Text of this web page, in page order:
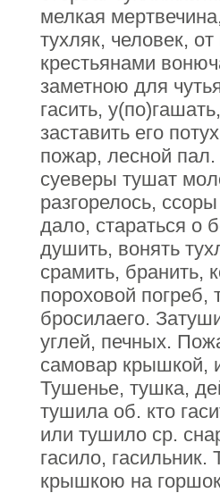
мелкая
тухляк, человек,
крестьянами
заметною для
гасить,
заставить его
пожар, лесной
суеверы тушат
разгорелось,
дало, стараться о
душить, вонять
срамить, бранить,
пороховой
бросилаего.
углей, печных.
самовар крышкой,
Тушенье, тушка,
тушила об. кто
или тушило ср.
гасило,
крышкою на